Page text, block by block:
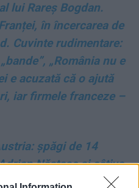
lui Rareș Bogdan.
în încercarea de
Cuvinte rudimentare:
„România nu e
e acuzată că o ajută
iar firmele franceze –
șpăgi de 14
Năstase și câțiva